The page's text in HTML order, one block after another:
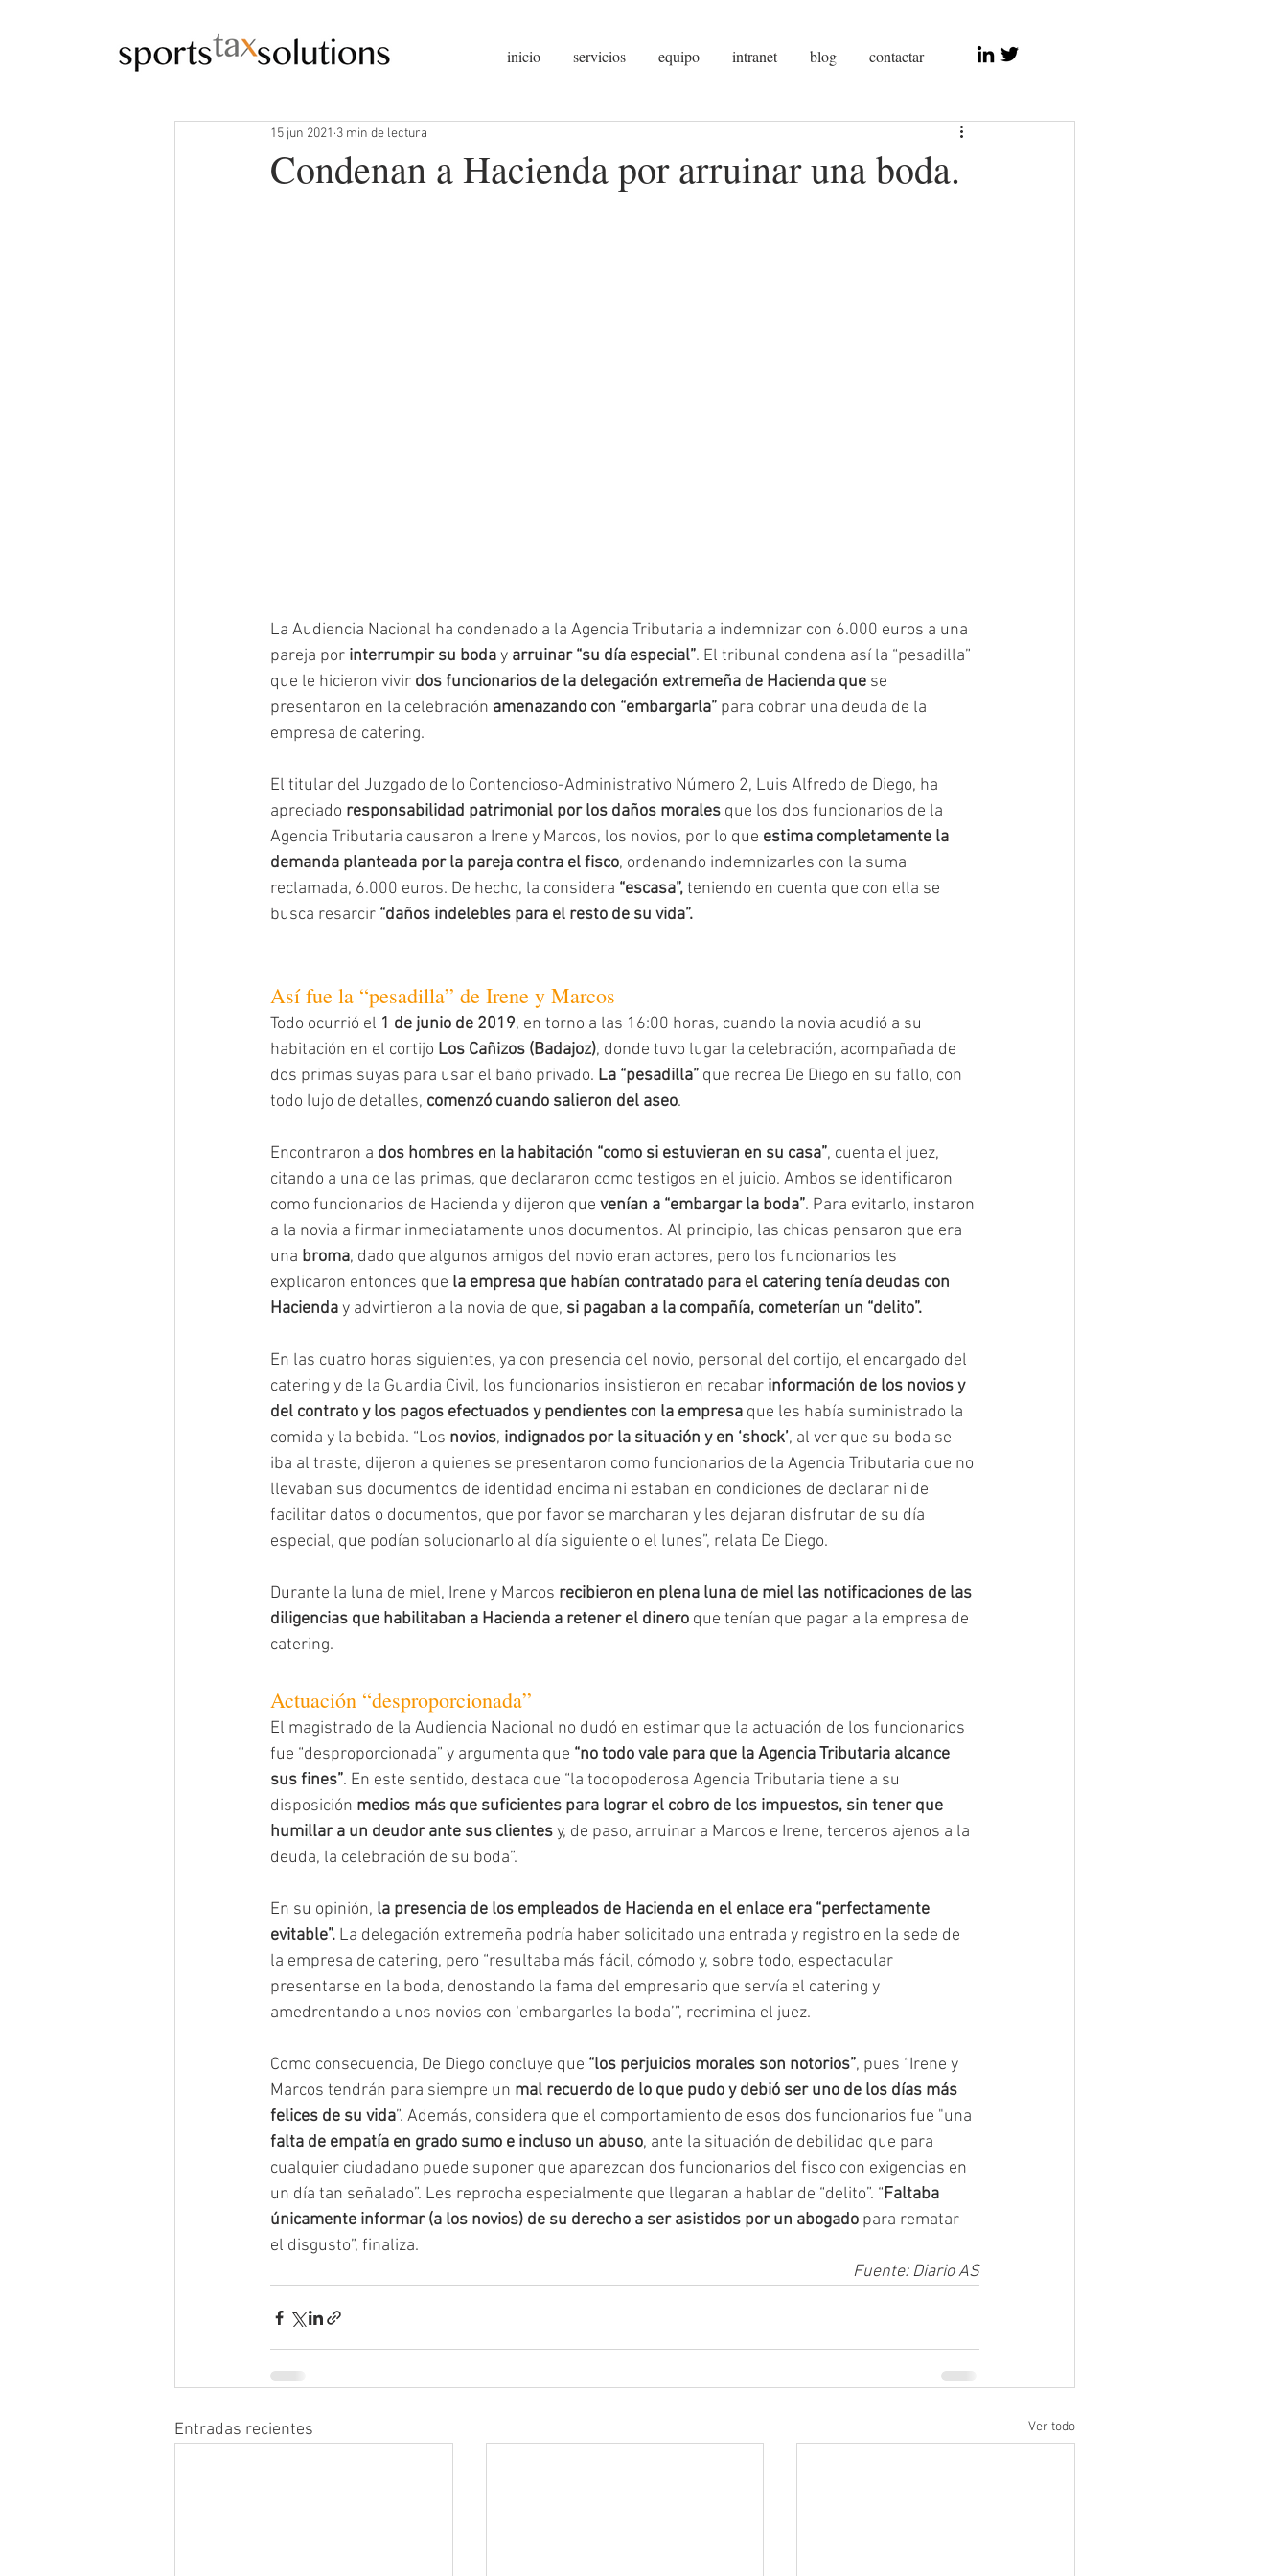
inicio servicios equipo intranet blog contactar
Condenan a Hacienda por arruinar una boda.
15 jun 2021 3 min de lectura
La Audiencia Nacional ha condenado a la Agencia Tributaria a indemnizar con 6.000 euros a una
pareja por interrumpir su boda y arruinar “su día especial”. El tribunal condena así la “pesadilla”
que le hicieron vivir dos funcionarios de la delegación extremeña de Hacienda que se
presentaron en la celebración amenazando con “embargarla” para cobrar una deuda de la
empresa de catering.
El titular del Juzgado de lo Contencioso-Administrativo Número 2, Luis Alfredo de Diego, ha
apreciado responsabilidad patrimonial por los daños morales que los dos funcionarios de la
Agencia Tributaria causaron a Irene y Marcos, los novios, por lo que estima completamente la
demanda planteada por la pareja contra el fisco, ordenando indemnizarles con la suma
reclamada, 6.000 euros. De hecho, la considera “escasa”, teniendo en cuenta que con ella se
busca resarcir “daños indelebles para el resto de su vida”.
Así fue la “pesadilla” de Irene y Marcos
Todo ocurrió el 1 de junio de 2019, en torno a las 16:00 horas, cuando la novia acudió a su
habitación en el cortijo Los Cañizos (Badajoz), donde tuvo lugar la celebración, acompañada de
dos primas suyas para usar el baño privado. La “pesadilla” que recrea De Diego en su fallo, con
todo lujo de detalles, comenzó cuando salieron del aseo.
Encontraron a dos hombres en la habitación “como si estuvieran en su casa”, cuenta el juez,
citando a una de las primas, que declararon como testigos en el juicio. Ambos se identificaron
como funcionarios de Hacienda y dijeron que venían a “embargar la boda”. Para evitarlo, instaron
a la novia a firmar inmediatamente unos documentos. Al principio, las chicas pensaron que era
una broma, dado que algunos amigos del novio eran actores, pero los funcionarios les
explicaron entonces que la empresa que habían contratado para el catering tenía deudas con
Hacienda y advirtieron a la novia de que, si pagaban a la compañía, cometerían un “delito”.
En las cuatro horas siguientes, ya con presencia del novio, personal del cortijo, el encargado del
catering y de la Guardia Civil, los funcionarios insistieron en recabar información de los novios y
del contrato y los pagos efectuados y pendientes con la empresa que les había suministrado la
comida y la bebida. “Los novios, indignados por la situación y en ‘shock’, al ver que su boda se
iba al traste, dijeron a quienes se presentaron como funcionarios de la Agencia Tributaria que no
llevaban sus documentos de identidad encima ni estaban en condiciones de declarar ni de
facilitar datos o documentos, que por favor se marcharan y les dejaran disfrutar de su día
especial, que podían solucionarlo al día siguiente o el lunes”, relata De Diego.
Durante la luna de miel, Irene y Marcos recibieron en plena luna de miel las notificaciones de las
diligencias que habilitaban a Hacienda a retener el dinero que tenían que pagar a la empresa de
catering.
Actuación “desproporcionada”
El magistrado de la Audiencia Nacional no dudó en estimar que la actuación de los funcionarios
fue “desproporcionada” y argumenta que “no todo vale para que la Agencia Tributaria alcance
sus fines”. En este sentido, destaca que “la todopoderosa Agencia Tributaria tiene a su
disposición medios más que suficientes para lograr el cobro de los impuestos, sin tener que
humillar a un deudor ante sus clientes y, de paso, arruinar a Marcos e Irene, terceros ajenos a la
deuda, la celebración de su boda”.
En su opinión, la presencia de los empleados de Hacienda en el enlace era “perfectamente
evitable”. La delegación extremeña podría haber solicitado una entrada y registro en la sede de
la empresa de catering, pero “resultaba más fácil, cómodo y, sobre todo, espectacular
presentarse en la boda, denostando la fama del empresario que servía el catering y
amedrentando a unos novios con ‘embargarles la boda’”, recrimina el juez.
Como consecuencia, De Diego concluye que “los perjuicios morales son notorios”, pues “Irene y
Marcos tendrán para siempre un mal recuerdo de lo que pudo y debió ser uno de los días más
felices de su vida”. Además, considera que el comportamiento de esos dos funcionarios fue "una
falta de empatía en grado sumo e incluso un abuso, ante la situación de debilidad que para
cualquier ciudadano puede suponer que aparezcan dos funcionarios del fisco con exigencias en
un día tan señalado”. Les reprocha especialmente que llegaran a hablar de “delito”. “Faltaba
únicamente informar (a los novios) de su derecho a ser asistidos por un abogado para rematar
el disgusto”, finaliza.
Fuente: Diario AS
Entradas recientes Ver todo